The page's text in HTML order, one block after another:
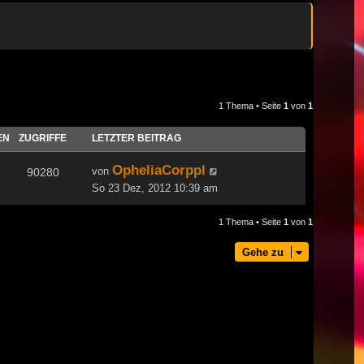
1 Thema • Seite 1 von 1
ZUGRIFFE LETZTER BEITRAG
90280 von OpheliaCorppl
So 23 Dez, 2012 10:39 am
1 Thema • Seite 1 von 1
Gehe zu